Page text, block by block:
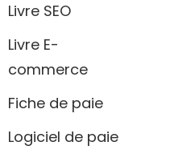
Livre SEO
Livre E-
commerce
Fiche de paie
Logiciel de paie